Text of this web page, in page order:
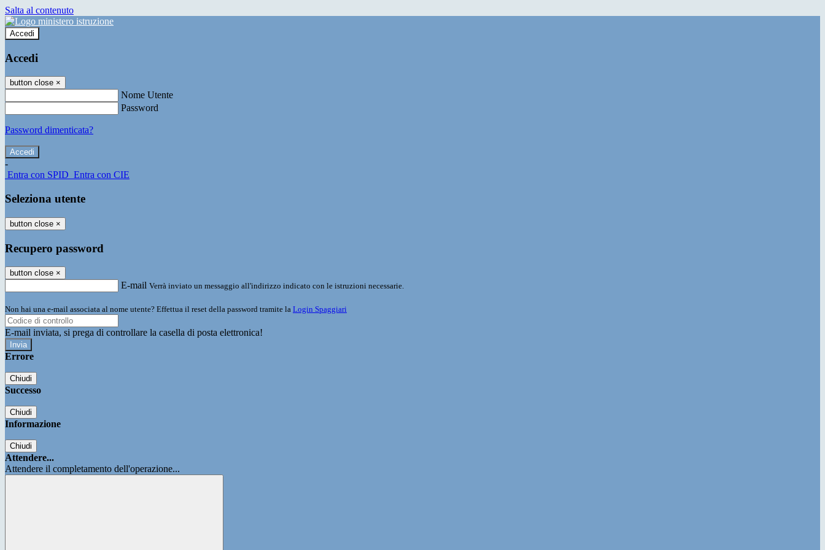
Salta al contenuto
Accedi
Accedi
button close ×
Nome Utente
Password
Password dimenticata?
-
Entra con SPID Entra con CIE
Seleziona utente
button close ×
Recupero password
button close ×
E-mail Verrà inviato un messaggio all'indirizzo indicato con le istruzioni necessarie.
Non hai una e-mail associata al nome utente? Effettua il reset della password tramite la Login Spaggiari
E-mail inviata, si prega di controllare la casella di posta elettronica!
Errore
Chiudi
Successo
Chiudi
Informazione
Chiudi
Attendere...
Attendere il completamento dell'operazione...